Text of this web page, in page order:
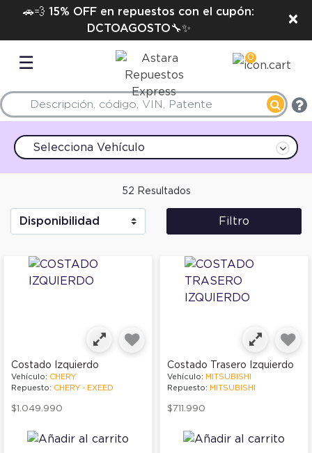
🚗💨 15% OFF en repuestos con el cupón:
DCTOAGOSTO🔧✨
×
☰ 0
Selecciona Vehículo
52 Resultados
Filtro
Costado Izquierdo
Vehículo: CHERY
Repuesto: CHERY - EXEED
$1.049.990
Costado Trasero Izquierdo
Vehículo: MITSUBISHI
Repuesto: MITSUBISHI
$711.990